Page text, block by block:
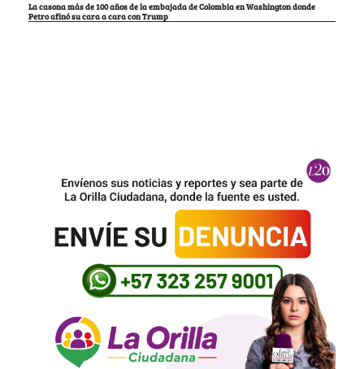
La casona más de 100 años de la embajada de Colombia en Washington donde
Petro afinó su cara a cara con Trump